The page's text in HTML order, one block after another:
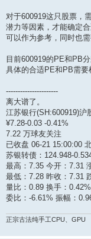
对于600919这只股票，
潜力等因素，才能确定
可以作为参考，同时也
目前600919的PE和PB
具体的合适PE和PB需要
----------------------
离大谱了。
江苏银行(SH:600919)沪
¥7.28-0.03 -0.41%
7.22 万球友关注
已收盘 06-21 15:00:00
苏银转债：124.948-
最高：7.35 今开：7.31
最低：7.28 昨收：7.31
量比：0.89 换手：
委比：-6.61% 振幅：
正宗古法纯手工CPU、GPU